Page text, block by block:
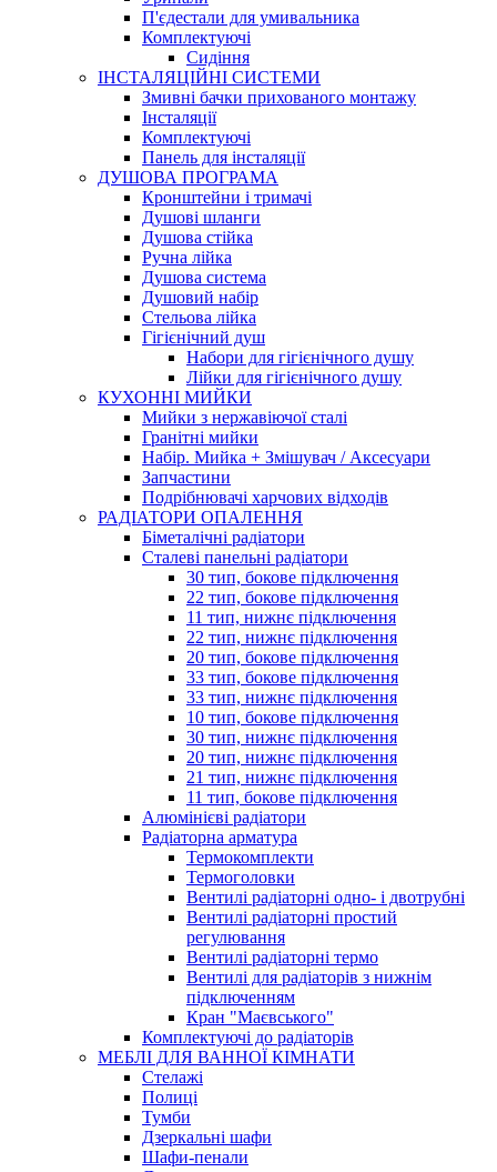
П'єдестали для умивальника
Комплектуючі
Сидіння
ІНСТАЛЯЦІЙНІ СИСТЕМИ
Змивні бачки прихованого монтажу
Інсталяції
Комплектуючі
Панель для інсталяції
ДУШОВА ПРОГРАМА
Кронштейни і тримачі
Душові шланги
Душова стійка
Ручна лійка
Душова система
Душовий набір
Стельова лійка
Гігієнічний душ
Набори для гігієнічного душу
Лійки для гігієнічного душу
КУХОННІ МИЙКИ
Мийки з нержавіючої сталі
Гранітні мийки
Набір. Мийка + Змішувач / Аксесуари
Запчастини
Подрібнювачі харчових відходів
РАДІАТОРИ ОПАЛЕННЯ
Біметалічні радіатори
Сталеві панельні радіатори
30 тип, бокове підключення
22 тип, бокове підключення
11 тип, нижнє підключення
22 тип, нижнє підключення
20 тип, бокове підключення
33 тип, бокове підключення
33 тип, нижнє підключення
10 тип, бокове підключення
30 тип, нижнє підключення
20 тип, нижнє підключення
21 тип, нижнє підключення
11 тип, бокове підключення
Алюмінієві радіатори
Радіаторна арматура
Термокомплекти
Термоголовки
Вентилі радіаторні одно- і двотрубні
Вентилі радіаторні простий
регулювання
Вентилі радіаторні термо
Вентилі для радіаторів з нижнім
підключенням
Кран "Маєвського"
Комплектуючі до радіаторів
МЕБЛІ ДЛЯ ВАННОЇ КІМНАТИ
Стелажі
Полиці
Тумби
Дзеркальні шафи
Шафи-пенали